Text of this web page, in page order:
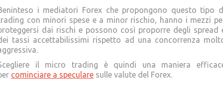
i mediatori Forex che propongono questo tipo
con minori spese e a minor rischio, hanno i mezzi
dai rischi e possono così proporre degli spread
tassi accettabilissimi rispetto ad una concorrenza
il micro trading è quindi una maniera
cominciare a speculare sulle valute del Forex.